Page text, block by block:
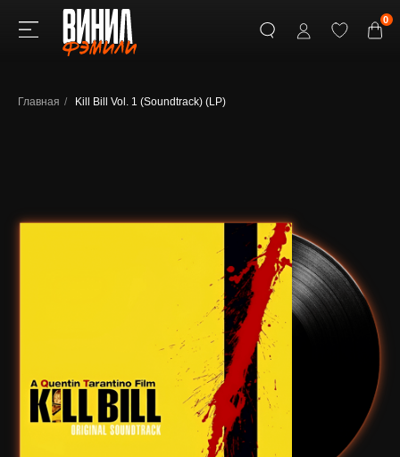
Главная / Kill Bill Vol. 1 (Soundtrack) (LP)